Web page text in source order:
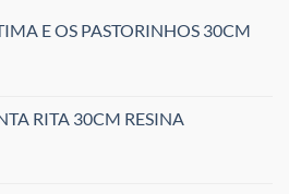
E OS PASTORINHOS 30CM
RITA 30CM RESINA